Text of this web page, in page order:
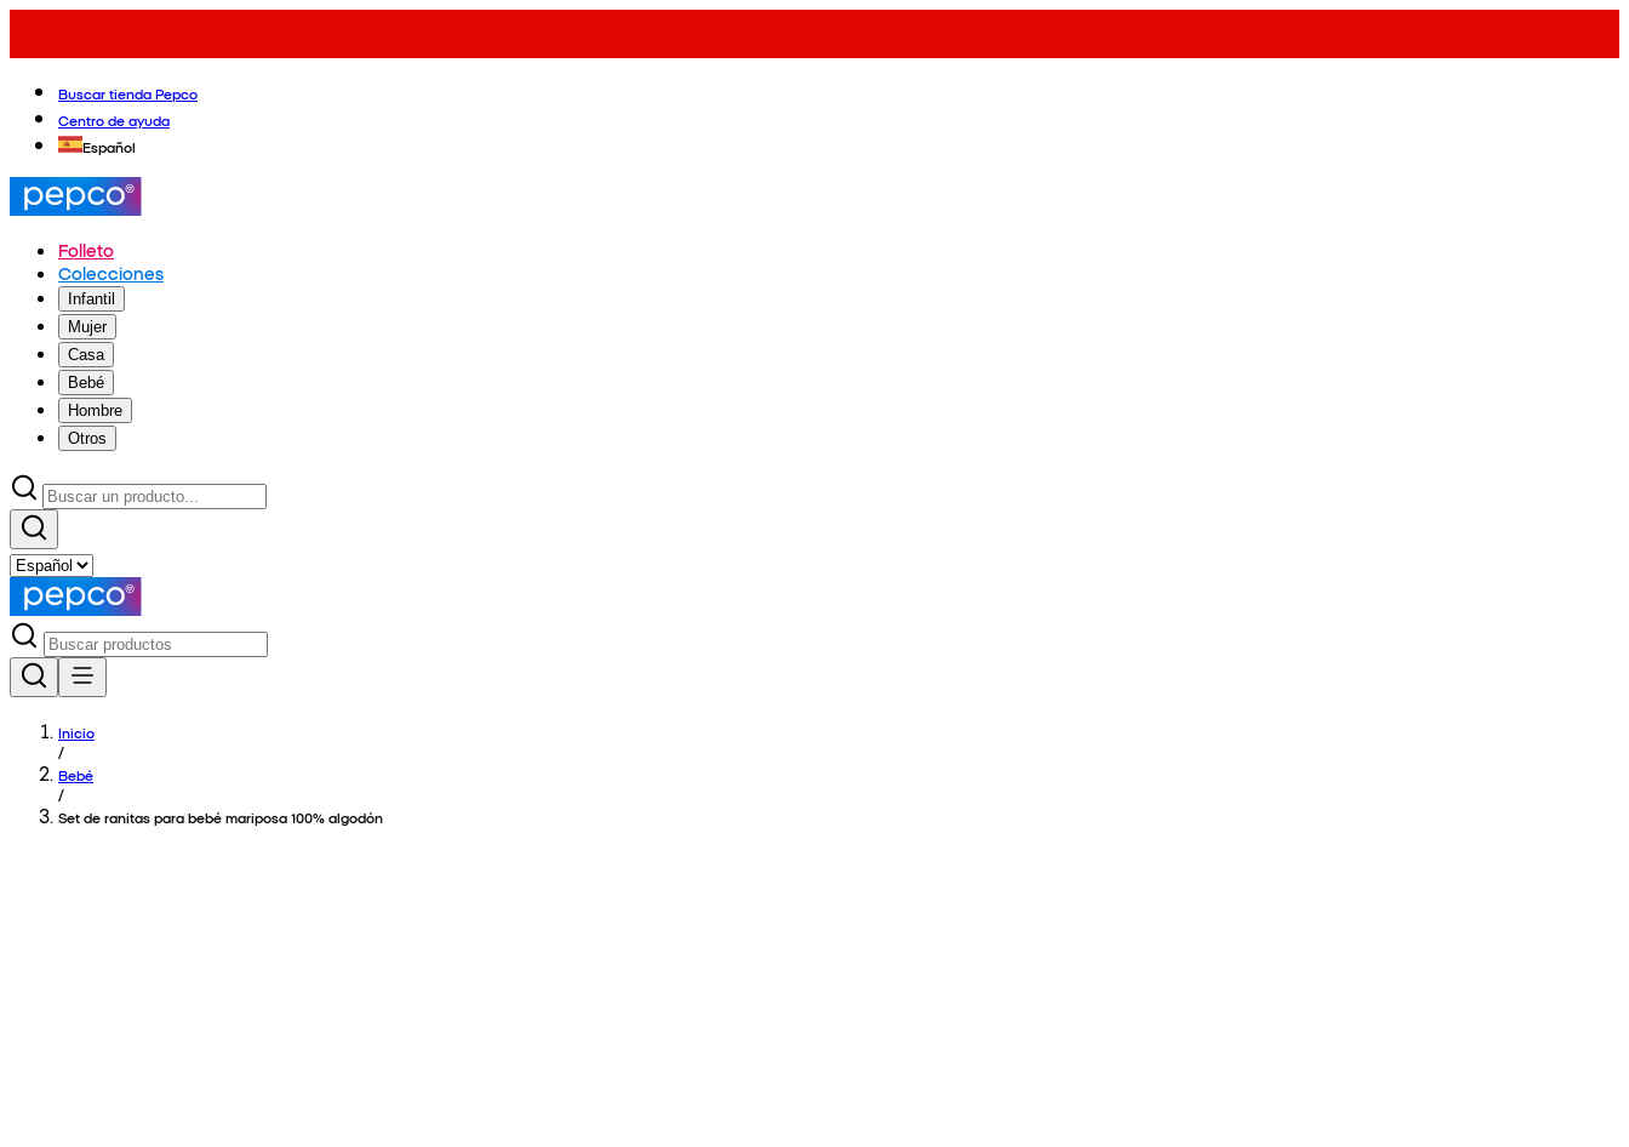
Buscar tienda Pepco
Centro de ayuda
Español
Folleto
Colecciones
Infantil
Mujer
Casa
Bebé
Hombre
Otros
Inicio
/
Bebé
/
Set de ranitas para bebé mariposa 100% algodón